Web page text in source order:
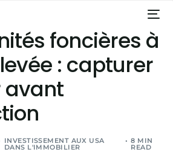
foncières à
: capturer
avant
INVESTISSEMENT AUX USA
DANS L'IMMOBILIER
8 MIN
READ